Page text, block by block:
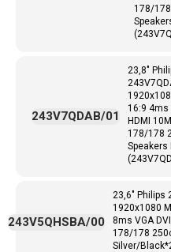
178/
23,8"
16:9 4ms
HDMI
178/178
Speakers
243V7QDAB/01
23,6" Philips
1920x1080
8ms VGA
178/178
Silver/
243V5QHSBA/00